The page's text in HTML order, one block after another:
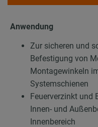
Anwendung
Zur sicheren und
Befestigung von
Montagewinkeln
Systemschienen
Feuerverzinkt und
Innen- und
Innenbereich